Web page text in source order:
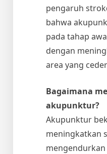
pengaruh
bahwa
pada tahap
dengan
area yang
Bagaimana
akupunktur?
Akupunktur
meningkatkan